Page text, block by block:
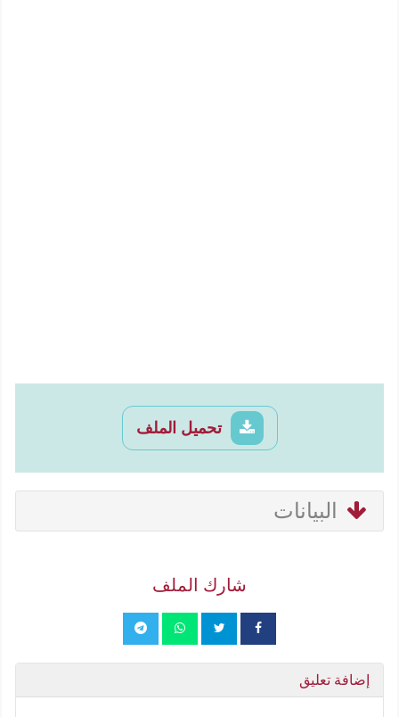
تحميل الملف
البيانات
شارك الملف
إضافة تعليق